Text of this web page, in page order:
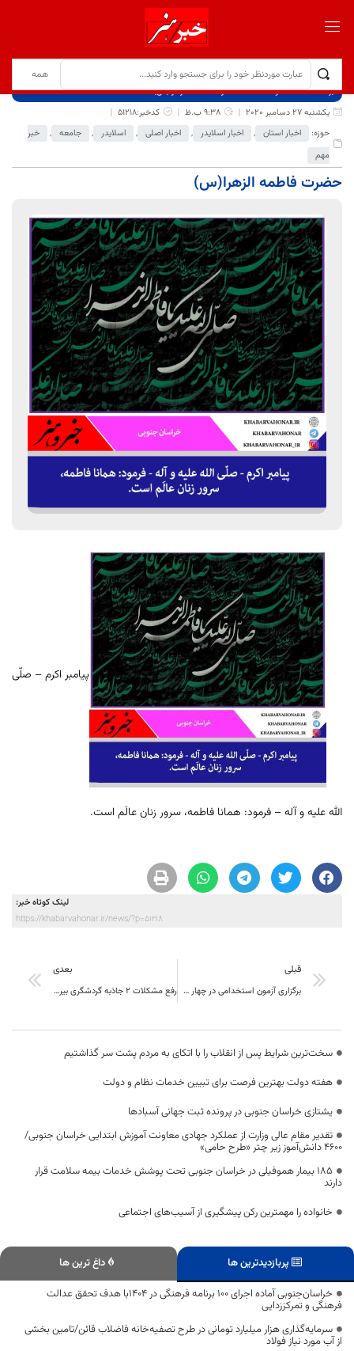
برگ نخست نوشته‌ها
حضرت فاطمه الزهرا(س)
یکشنبه 27 دسامبر 2020
9:38 ب.ظ
کدخبر:51218
حوزه:
اخبار استان , اخبار اسلایدر , اخبار اصلی , اسلایدر , جامعه ,
خبر
مهم
حضرت فاطمه الزهرا(س)
پیامبر اکرم – صلّی
الله علیه و آله – فرمود: همانا فاطمه، سرور زنان عالَم است.
لینک کوتاه خبر:
https://khabarvahonar.ir/news/?p=51218
قبلی
برگزاری آزمون استخدامی در چهار شهرستان استان
بعدی
رفع مشکلات ۲ جاذبه گردشگری بیرجند در دستور کار قرار گرفت
سخت‌ترین شرایط پس از انقلاب را با اتکای به مردم پشت سر گذاشتیم
هفته دولت بهترین فرصت برای تبیین خدمات نظام و دولت
یشتازی خراسان جنوبی در پرونده ثبت جهانی آسبادها
تقدیر مقام عالی وزارت از عملکرد جهادی معاونت آموزش ابتدایی خراسان جنوبی/
۴۶۰۰ دانش‌آموز زیر چتر «طرح حامی»
۱۸۵ بیمار هموفیلی در خراسان جنوبی تحت پوشش خدمات بیمه سلامت قرار
دارند
خانواده را مهمترین رکن پیشگیری از آسیب‌های اجتماعی
پربازدیدترین ها
داغ ترین ها
خراسان‌جنوبی آماده اجرای ۱۰۰ برنامه فرهنگی در ۱۴۰۴با هدف تحقق عدالت
فرهنگی و تمرکززدایی
سرمایه‌گذاری هزار میلیارد تومانی در طرح تصفیه‌خانه فاضلاب قائن/تامین بخشی
از آب مورد نیاز فولاد